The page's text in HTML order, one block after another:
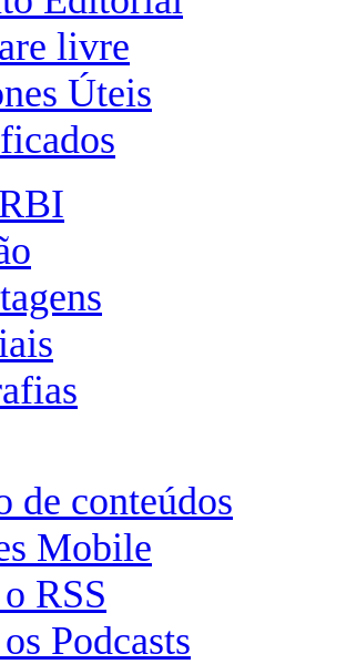
livre
Úteis
de conteúdos
Mobile
RSS
Podcasts